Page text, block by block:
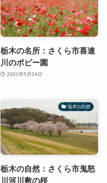
栃木の名所：さくら市喜連
川のポピー園
2021年5月24日
栃木の自然
栃木の自然：さくら市鬼怒
川河川敷の桜